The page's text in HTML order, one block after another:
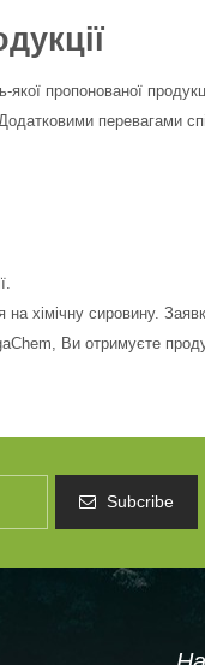
пропонованої
перевагами
хімічну сировину.
Ви отримуєте
Subcribe